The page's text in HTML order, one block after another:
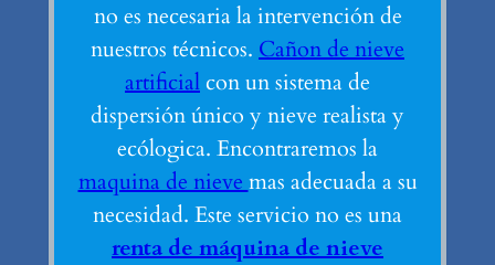
no es necesaria la intervención de
nuestros técnicos. Cañon de nieve
artificialcon un sistema de
dispersión único y nieve realista y
ecólogica. Encontraremos la
maquina de nieve mas adecuada a su
necesidad. Este servicio no es una
renta de máquina de nieve